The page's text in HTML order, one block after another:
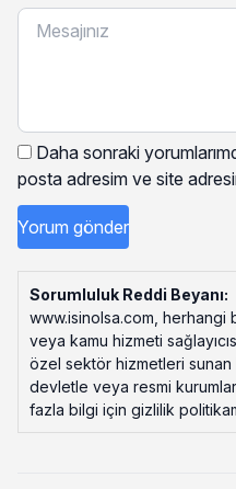
Daha sonraki
posta adresim ve site
Sorumluluk Reddi Beyanı:
www.isinolsa.com, herhangi
veya kamu hizmeti
özel sektör hizmetleri sunan
devletle veya resmi
fazla bilgi için gizlilik